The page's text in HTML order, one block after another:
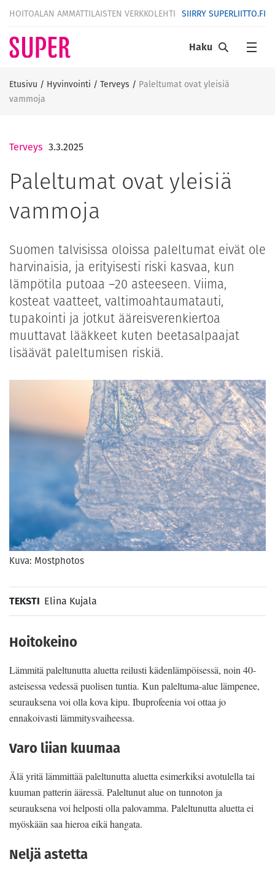
HOITOALAN AMMATTILAISTEN VERKKOLEHTI SIIRRY SUPERLIITTO.FI
Haku
Etusivu / Hyvinvointi / Terveys / Paleltumat ovat yleisiä
vammoja
Terveys 3.3.2025
Paleltumat ovat yleisiä
vammoja
Suomen talvisissa oloissa paleltumat eivät ole
harvinaisia, ja erityisesti riski kasvaa, kun
lämpötila putoaa –20 asteeseen. Viima,
kosteat vaatteet, valtimoahtaumatauti,
tupakointi ja jotkut ääreisverenkiertoa
muuttavat lääkkeet kuten beetasalpaajat
lisäävät paleltumisen riskiä.
Kuva: Mostphotos
TEKSTI Elina Kujala
Hoitokeino
Lämmitä paleltunutta aluetta reilusti kädenlämpöisessä, noin 40-
asteisessa vedessä puolisen tuntia. Kun paleltuma-alue lämpenee,
seurauksena voi olla kova kipu. Ibuprofeenia voi ottaa jo
ennakoivasti lämmitysvaiheessa.
Varo liian kuumaa
Älä yritä lämmittää paleltunutta aluetta esimerkiksi avotulella tai
kuuman patterin ääressä. Paleltunut alue on tunnoton ja
seurauksena voi helposti olla palovamma. Paleltunutta aluetta ei
myöskään saa hieroa eikä hangata.
Neljä astetta